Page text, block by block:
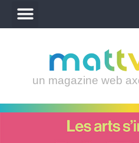
un magazine web